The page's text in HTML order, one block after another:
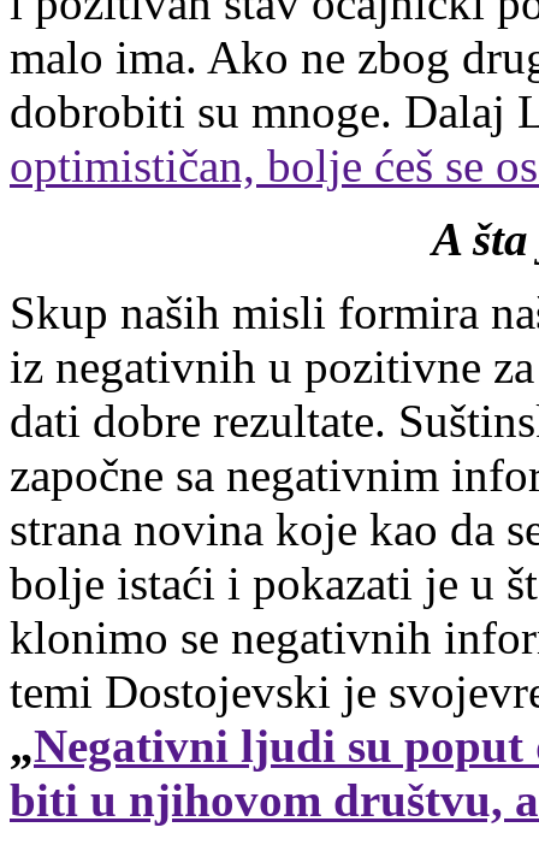
malo ima. Ako ne zbog
dobrobiti su mnoge. Dalaj
optimističan, bolje ćeš se
A
Skup naših misli formira
iz negativnih u pozitivne
dati dobre rezultate.
započne sa negativnim
strana novina koje kao da
bolje istaći i pokazati je u
klonimo se negativnih
temi Dostojevski je
„Negativni ljudi su poput
biti u njihovom društvu,